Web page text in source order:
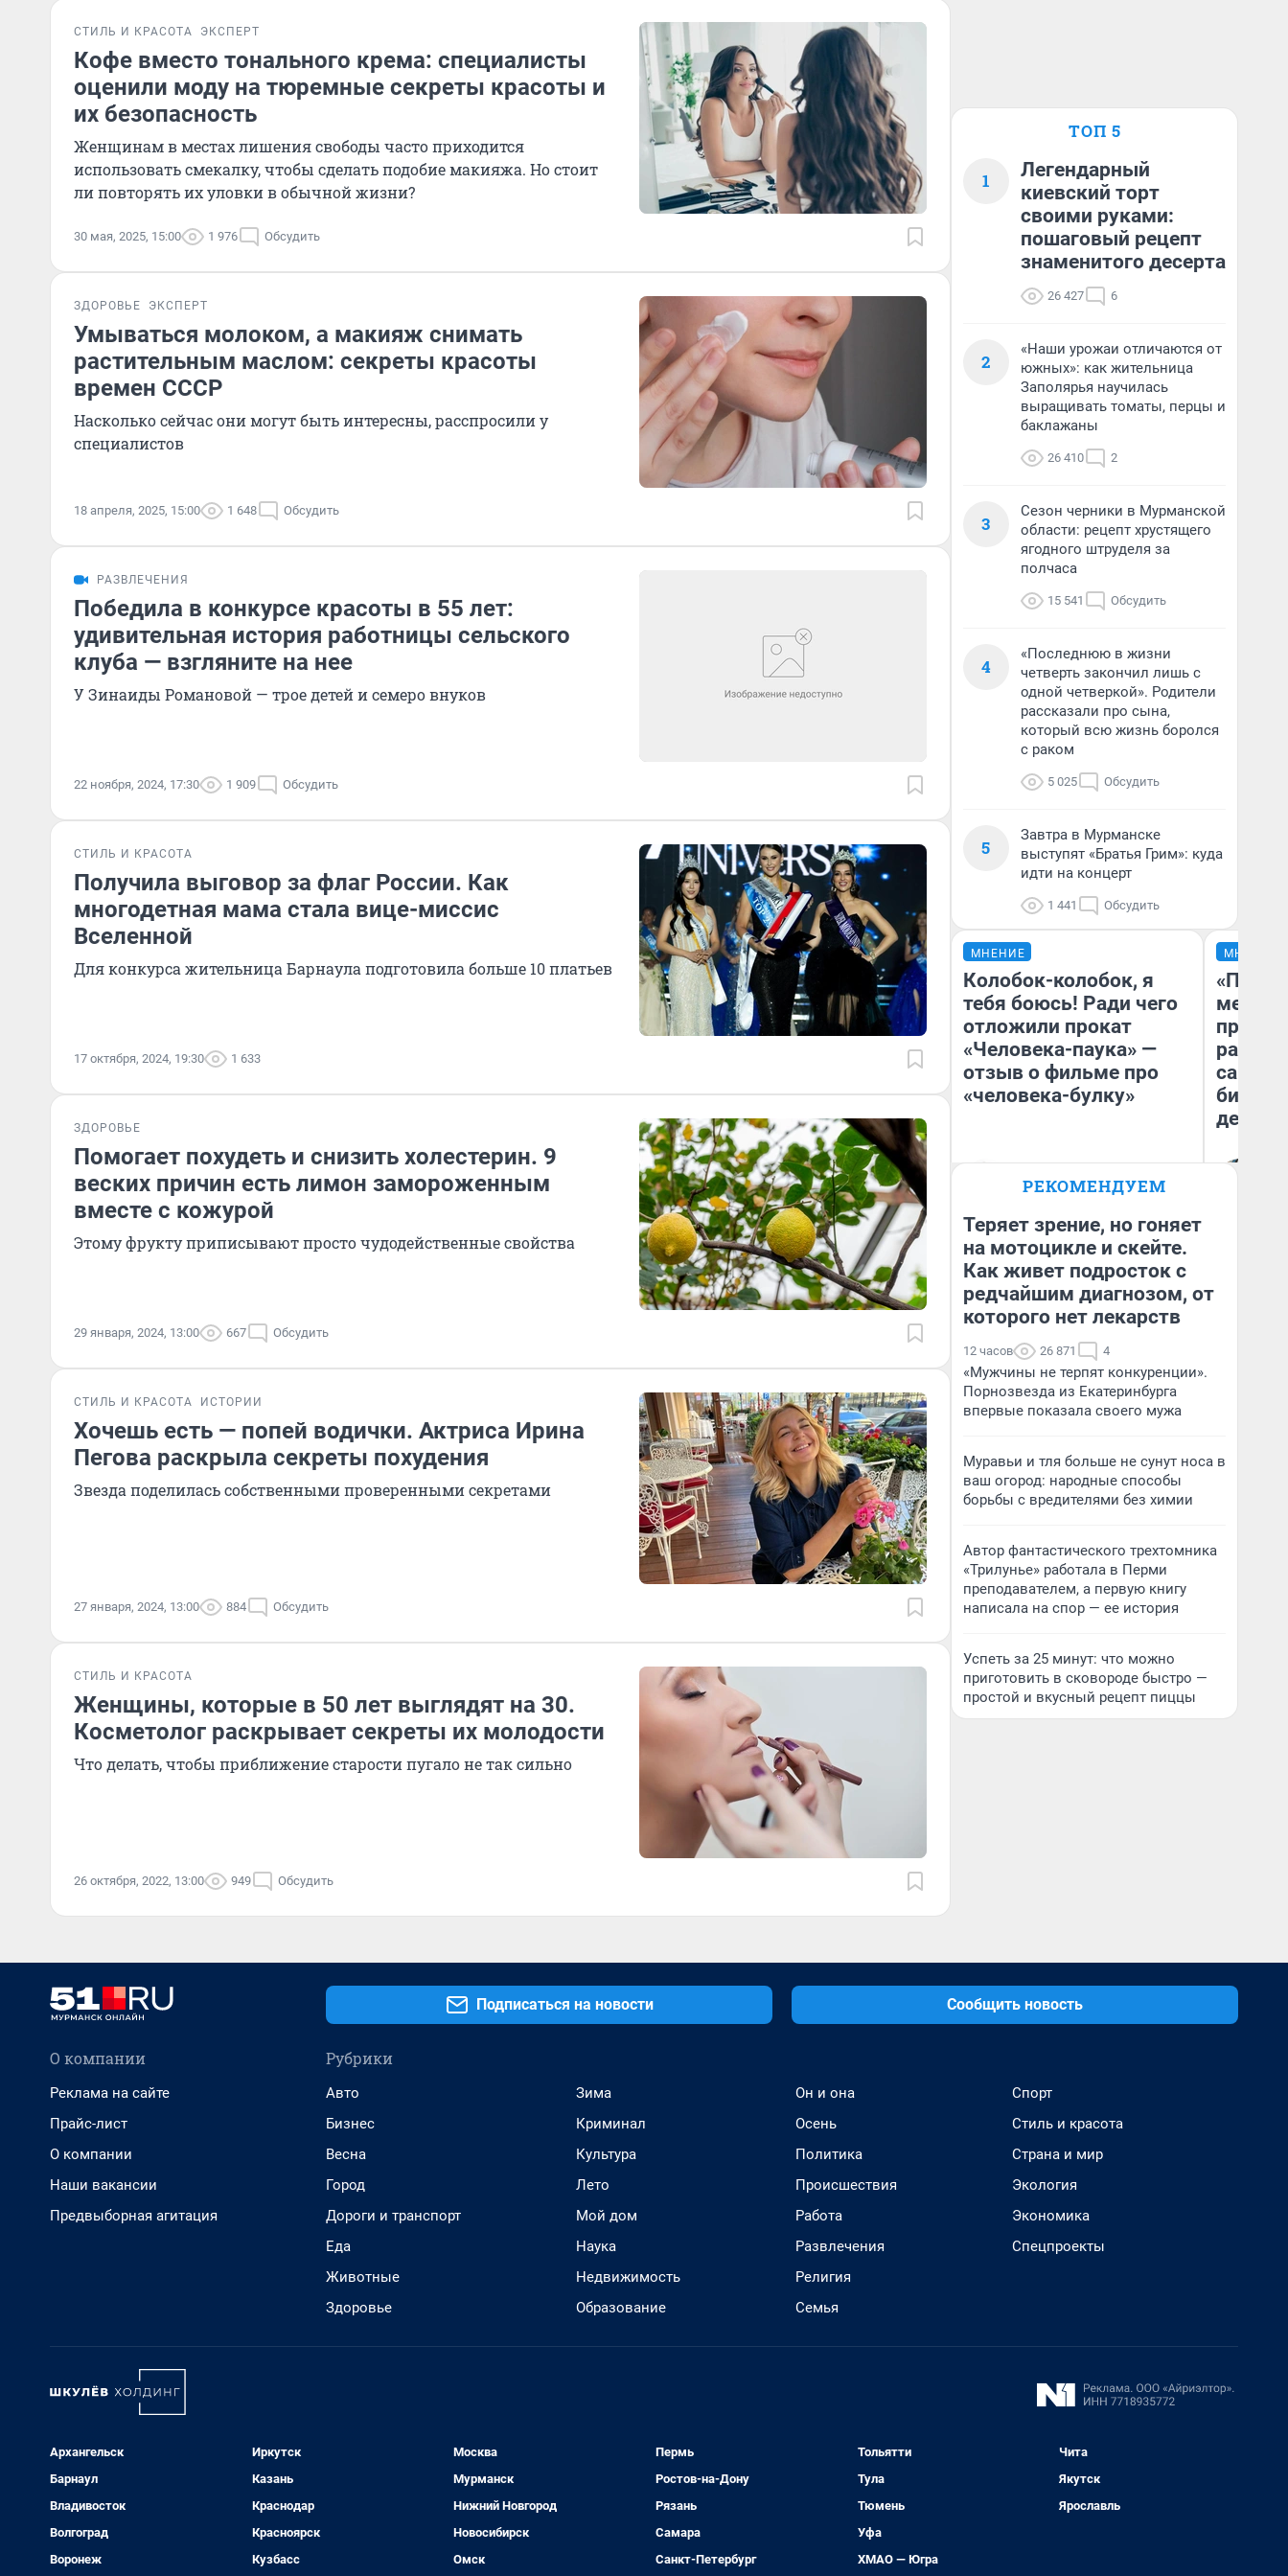
СТИЛЬ И КРАСОТА ЭКСПЕРТ
Кофе вместо тонального крема: специалисты
оценили моду на тюремные секреты красоты и
их безопасность
Женщинам в местах лишения свободы часто приходится
использовать смекалку, чтобы сделать подобие макияжа. Но стоит
ли повторять их уловки в обычной жизни?
30 мая, 2025, 15:00 1 976 Обсудить
ЗДОРОВЬЕ ЭКСПЕРТ
Умываться молоком, а макияж снимать
растительным маслом: секреты красоты
времен СССР
Насколько сейчас они могут быть интересны, расспросили у
специалистов
18 апреля, 2025, 15:00 1 648 Обсудить
РАЗВЛЕЧЕНИЯ
Победила в конкурсе красоты в 55 лет:
удивительная история работницы сельского
клуба — взгляните на нее
У Зинаиды Романовой — трое детей и семеро внуков
22 ноября, 2024, 17:30 1 909 Обсудить
СТИЛЬ И КРАСОТА
Получила выговор за флаг России. Как
многодетная мама стала вице-миссис
Вселенной
Для конкурса жительница Барнаула подготовила больше 10 платьев
17 октября, 2024, 19:30 1 633
ЗДОРОВЬЕ
Помогает похудеть и снизить холестерин. 9
веских причин есть лимон замороженным
вместе с кожурой
Этому фрукту приписывают просто чудодейственные свойства
29 января, 2024, 13:00 667 Обсудить
СТИЛЬ И КРАСОТА ИСТОРИИ
Хочешь есть — попей водички. Актриса Ирина
Пегова раскрыла секреты похудения
Звезда поделилась собственными проверенными секретами
27 января, 2024, 13:00 884 Обсудить
СТИЛЬ И КРАСОТА
Женщины, которые в 50 лет выглядят на 30.
Косметолог раскрывает секреты их молодости
Что делать, чтобы приближение старости пугало не так сильно
26 октября, 2022, 13:00 949 Обсудить
ТОП 5
1
Легендарный
киевский торт
своими руками:
пошаговый рецепт
знаменитого десерта
26 427 6
2
«Наши урожаи отличаются от
южных»: как жительница
Заполярья научилась
выращивать томаты, перцы и
баклажаны
26 410 2
3
Сезон черники в Мурманской
области: рецепт хрустящего
ягодного штруделя за
полчаса
15 541 Обсудить
4
«Последнюю в жизни
четверть закончил лишь с
одной четверкой». Родители
рассказали про сына,
который всю жизнь боролся
с раком
5 025 Обсудить
5
Завтра в Мурманске
выступят «Братья Грим»: куда
идти на концерт
1 441 Обсудить
МНЕНИЕ
Колобок-колобок, я
тебя боюсь! Ради чего
отложили прокат
«Человека-паука» —
отзыв о фильме про
«человека-булку»
Надежда Губарь
МНЕНИЕ
самом
РЕКОМЕНДУЕМ
Теряет зрение, но гоняет
на мотоцикле и скейте.
Как живет подросток с
редчайшим диагнозом, от
которого нет лекарств
12 часов 26 871 4
«Мужчины не терпят конкуренции».
Порнозвезда из Екатеринбурга
впервые показала своего мужа
Муравьи и тля больше не сунут носа в
ваш огород: народные способы
борьбы с вредителями без химии
Автор фантастического трехтомника
«Трилунье» работала в Перми
преподавателем, а первую книгу
написала на спор — ее история
Успеть за 25 минут: что можно
приготовить в сковороде быстро —
простой и вкусный рецепт пиццы
Подписаться на новости Сообщить новость
О компании
Реклама на сайте
Прайс-лист
О компании
Наши вакансии
Предвыборная агитация
Рубрики
Авто
Бизнес
Весна
Город
Дороги и транспорт
Еда
Животные
Здоровье
Зима
Криминал
Культура
Лето
Мой дом
Наука
Недвижимость
Образование
Он и она
Осень
Политика
Происшествия
Работа
Развлечения
Религия
Семья
Спорт
Стиль и красота
Страна и мир
Экология
Экономика
Спецпроекты
Архангельск
Барнаул
Владивосток
Волгоград
Воронеж
Иркутск
Казань
Краснодар
Красноярск
Кузбасс
Москва
Мурманск
Нижний Новгород
Новосибирск
Омск
Пермь
Ростов-на-Дону
Рязань
Самара
Санкт-Петербург
Тольятти
Тула
Тюмень
Уфа
ХМАО — Югра
Чита
Якутск
Ярославль